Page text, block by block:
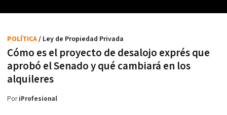
Cómo es el proyecto de desalojo exprés que
aprobó el Senado y qué cambiará en los
alquileres
POLÍTICA/ Ley de Propiedad Privada
PoriProfesional